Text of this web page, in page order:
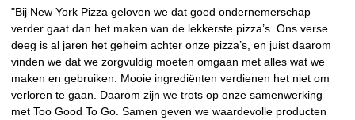
"Bij New York Pizza geloven we dat goed ondernemerschap
verder gaat dan het maken van de lekkerste pizza’s. Ons verse
deeg is al jaren het geheim achter onze pizza’s, en juist daarom
vinden we dat we zorgvuldig moeten omgaan met alles wat we
maken en gebruiken. Mooie ingrediënten verdienen het niet om
verloren te gaan. Daarom zijn we trots op onze samenwerking
met Too Good To Go. Samen geven we waardevolle producten